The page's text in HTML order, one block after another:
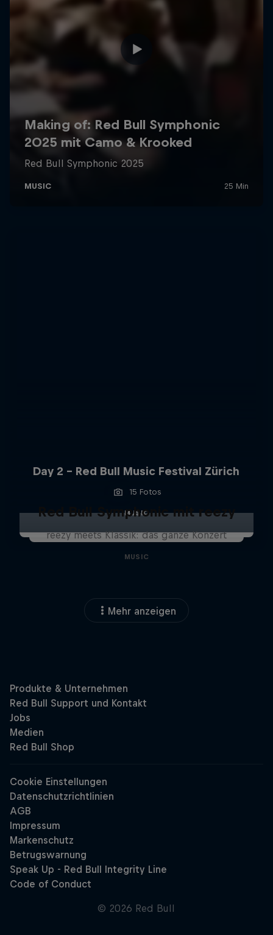
Day 2 - Red Bull Music Festival Zürich
15 Fotos
MUSIC
Red Bull Symphonic mit reezy
reezy meets Klassik: das ganze Konzert
MUSIC
Mehr anzeigen